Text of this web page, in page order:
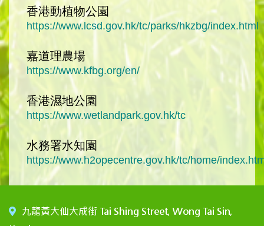
香港動植物公園
https://www.lcsd.gov.hk/tc/parks/hkzbg/index.html
嘉道理農場
https://www.kfbg.org/en/
香港濕地公園
https://www.wetlandpark.gov.hk/tc
水務署水知園
https://www.h2opecentre.gov.hk/tc/home/
九龍黃大仙大成街 Tai Shing Street, Wong Tai Sin,